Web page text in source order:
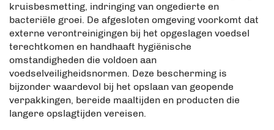
kruisbesmetting, indringing van ongedierte en
bacteriële groei. De afgesloten omgeving voorkomt dat
externe verontreinigingen bij het opgeslagen voedsel
terechtkomen en handhaaft hygiënische
omstandigheden die voldoen aan
voedselveiligheidsnormen. Deze bescherming is
bijzonder waardevol bij het opslaan van geopende
verpakkingen, bereide maaltijden en producten die
langere opslagtijden vereisen.